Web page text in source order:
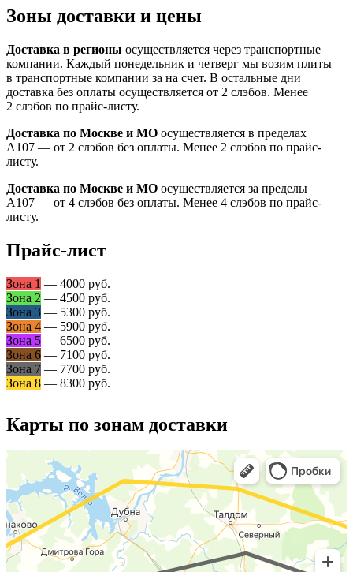
Зоны доставки и цены
Доставка в регионы осуществляется через транспортные
компании. Каждый понедельник и четверг мы возим плиты
в транспортные компании за на счет. В остальные дни
доставка без оплаты осуществляется от 2 слэбов. Менее
2 слэбов по прайс-листу.
Доставка по Москве и МО осуществляется в пределах
А107 — от 2 слэбов без оплаты. Менее 2 слэбов по прайс-
листу.
Доставка по Москве и МО осуществляется за пределы
А107 — от 4 слэбов без оплаты. Менее 4 слэбов по прайс-
листу.
Прайс-лист
Зона 1 — 4000 руб.
Зона 2 — 4500 руб.
Зона 3 — 5300 руб.
Зона 4 — 5900 руб.
Зона 5 — 6500 руб.
Зона 6 — 7100 руб.
Зона 7 — 7700 руб.
Зона 8 — 8300 руб.
Карты по зонам доставки